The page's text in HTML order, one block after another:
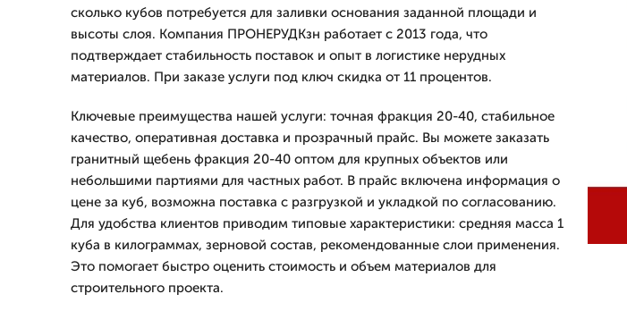
сколько кубов потребуется для заливки основания заданной площади и
высоты слоя. Компания ПРОНЕРУДКзн работает с 2013 года, что
подтверждает стабильность поставок и опыт в логистике нерудных
материалов. При заказе услуги под ключ скидка от 11 процентов.
Ключевые преимущества нашей услуги: точная фракция 20-40, стабильное
качество, оперативная доставка и прозрачный прайс. Вы можете заказать
гранитный щебень фракция 20-40 оптом для крупных объектов или
небольшими партиями для частных работ. В прайс включена информация о
цене за куб, возможна поставка с разгрузкой и укладкой по согласованию.
Для удобства клиентов приводим типовые характеристики: средняя масса 1
куба в килограммах, зерновой состав, рекомендованные слои применения.
Это помогает быстро оценить стоимость и объем материалов для
строительного проекта.